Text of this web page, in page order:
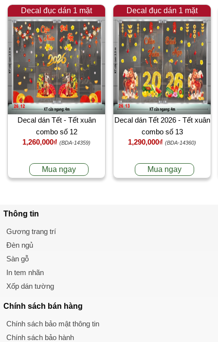
Decal đục dán 1 mặt
Decal dán Tết - Tết xuân
combo số 12
1,260,000₫ (BDA-14359)
Mua ngay
Decal đục dán 1 mặt
Decal dán Tết 2026 - Tết xuân
combo số 13
1,290,000₫ (BDA-14360)
Mua ngay
Thông tin
Gương trang trí
Đèn ngủ
Sàn gỗ
In tem nhãn
Xốp dán tường
Chính sách bán hàng
Chính sách bảo mật thông tin
Chính sách bảo hành